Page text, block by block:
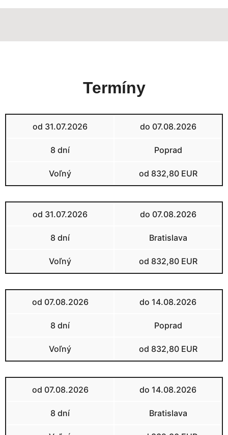
Termíny
od 31.07.2026 do 07.08.2026
8 dní Poprad
Voľný od 832,80 EUR
od 31.07.2026 do 07.08.2026
8 dní Bratislava
Voľný od 832,80 EUR
od 07.08.2026 do 14.08.2026
8 dní Poprad
Voľný od 832,80 EUR
od 07.08.2026 do 14.08.2026
8 dní Bratislava